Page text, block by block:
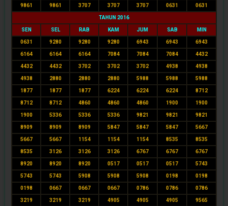
9861 9861 3707 3707 3707 0631 0631
TAHUN 2016
SEN SEL RAB KAM JUM SAB MIN
0631 9280 9280 9280 6943 6943 6943
6164 6164 6164 7084 7084 7084 4432
4432 4432 3702 3702 3702 4938 4938
4938 2880 2880 2880 5988 5988 5988
1877 1877 1877 6224 6224 6224 8712
8712 8712 4860 4860 4860 1900 1900
1900 5336 5336 5336 9821 9821 9821
8909 8909 8909 5847 5847 5847 5667
5667 5667 1154 1154 1154 8535 8535
8535 3126 3126 3126 6767 6767 6767
8920 8920 8920 0517 0517 0517 5743
5743 5743 5908 5908 5908 0198 0198
0198 0667 0667 0667 0786 0786 0786
3219 3219 3219 4905 4905 4905 9565